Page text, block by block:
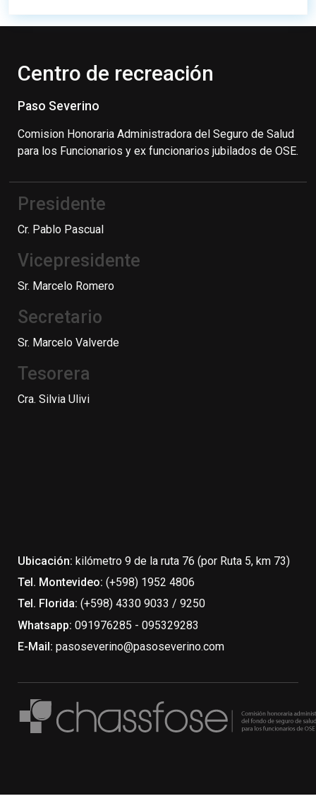
Centro de recreación
Paso Severino
Comision Honoraria Administradora del Seguro de Salud
para los Funcionarios y ex funcionarios jubilados de OSE.
Presidente
Cr. Pablo Pascual
Vicepresidente
Sr. Marcelo Romero
Secretario
Sr. Marcelo Valverde
Tesorera
Cra. Silvia Ulivi
Ubicación: kilómetro 9 de la ruta 76 (por Ruta 5, km 73)
Tel. Montevideo: (+598) 1952 4806
Tel. Florida: (+598) 4330 9033 / 9250
Whatsapp: 091976285 - 095329283
E-Mail: pasoseverino@pasoseverino.com